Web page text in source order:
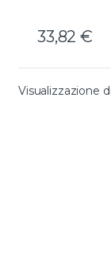
33,82€
Visualizzazione